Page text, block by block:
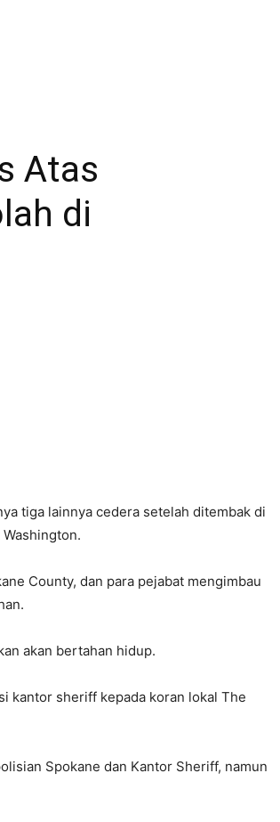
Atas
di
tiga lainnya cedera setelah ditembak di
County, dan para pejabat mengimbau
akan bertahan hidup.
kantor sheriff kepada koran lokal The
Spokane dan Kantor Sheriff, namun